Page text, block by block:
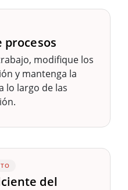
procesos
modifique los
y mantenga la
lo largo de las
del